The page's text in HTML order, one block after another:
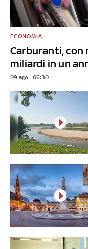
Carburanti, con
miliardi in un
ECONOMIA
09 ago - 06:30